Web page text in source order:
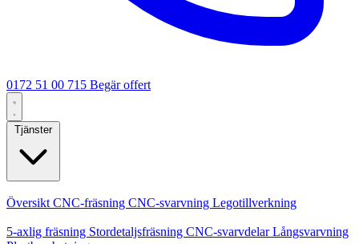
0172 51 00 715 Begär offert
Tjänster
Översikt CNC-fräsning CNC-svarvning Legotillverkning
5-axlig fräsning Stordetaljsfräsning CNC-svarvdelarLångsvarvning